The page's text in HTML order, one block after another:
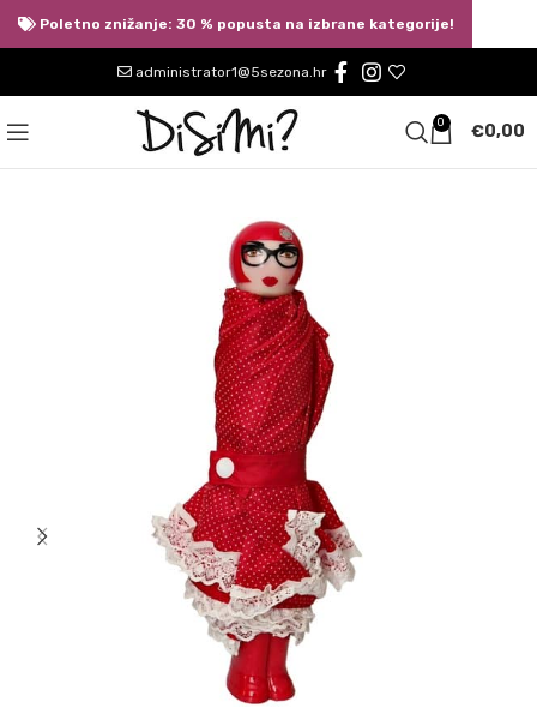
administrator1@5sezona.hr
0 €0,00
Poletno znižanje: 30 % popusta na izbrane kategorije!